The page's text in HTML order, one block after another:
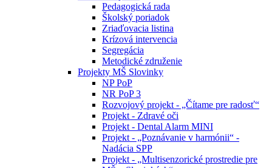
Pedagogická rada
Školský poriadok
Zriaďovacia listina
Krízová intervencia
Segregácia
Metodické združenie
Projekty MŠ Slovinky
NP PoP
NR PoP 3
Rozvojový projekt - „Čítame pre radosť“
Projekt - Zdravé oči
Projekt - Dental Alarm MINI
Projekt - „Poznávanie v harmónii“ -
Nadácia SPP
Projekt - „Multisenzorické prostredie pre